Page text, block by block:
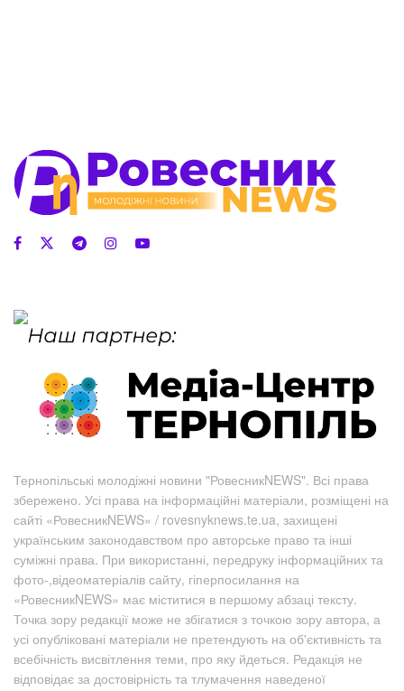
Тернопільські молодіжні новини "РовесникNEWS". Всі права
збережено. Усі права на інформаційні матеріали, розміщені на
сайті «РовесникNEWS» / rovesnyknews.te.ua, захищені
українським законодавством про авторське право та інші
суміжні права. При використанні, передруку інформаційних та
фото-,відеоматеріалів сайту, гіперпосилання на
«РовесникNEWS» має міститися в першому абзаці тексту.
Точка зору редакції може не збігатися з точкою зору автора, а
усі опубліковані матеріали не претендують на об'єктивність та
всебічність висвітлення теми, про яку йдеться. Редакція не
відповідає за достовірність та тлумачення наведеної